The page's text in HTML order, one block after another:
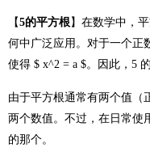
【5的平方根】在数学中，
何中广泛应用。对于一个正
使得 $ x^2 = a $。因此，5
由于平方根通常有两个值（
两个数值。不过，在日常使
的那个。